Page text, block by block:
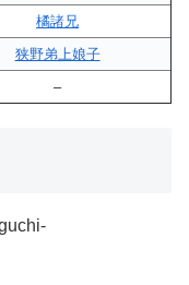
橘諸兄
狭野弟上娘子
–